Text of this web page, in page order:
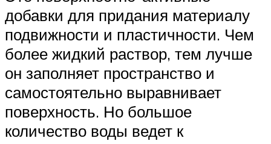
добавки для придания материалу
подвижности и пластичности. Чем
более жидкий раствор, тем лучше
он заполняет пространство и
самостоятельно выравнивает
поверхность. Но большое
количество воды ведет к